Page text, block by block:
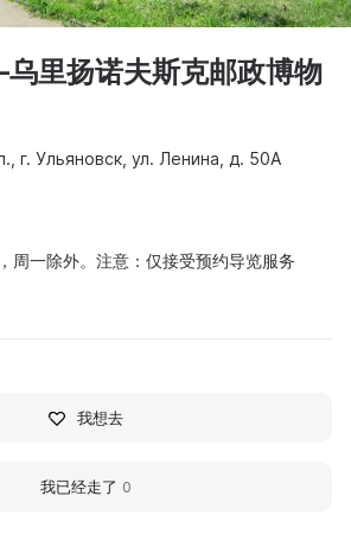
里扬诺夫斯克邮政博物
г. Ульяновск, ул. Ленина, д. 50А
周一除外。注意：仅接受预约导览服务
我想去
我已经走了 0